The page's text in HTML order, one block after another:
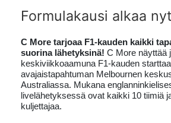
Formulakausi alkaa
C More tarjoaa F1-kauden kaikki
suorina lähetyksinä! C More näyttää
keskiviikkoaamuna F1-kauden
avajaistapahtuman Melbournen
Australiassa. Mukana
livelähetyksessä ovat kaikki 10 tiimiä
kuljettajaa.